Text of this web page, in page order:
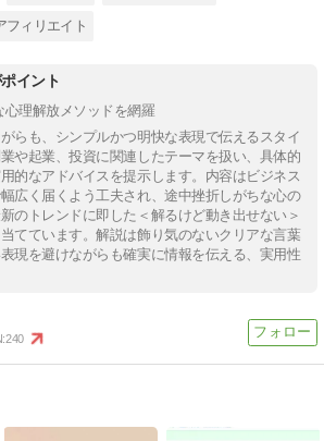
フィリエイト
イント
心理解放メソッドを網羅
らも、シンプルかつ明快な表現で伝えるスタイ
や起業、投資に関連したテーマを扱い、具体的
的なアドバイスを提示します。内容はビジネス
広く届くよう工夫され、途中挫折しがちな心の
のトレンドに即した＜解るけど動き出せない＞
てています。解説は飾り気のないクリアな言葉
現を避けながらも確実に情報を伝える、実用性
240